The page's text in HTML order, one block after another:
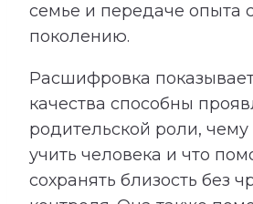
семье и передаче
поколению.
Расшифровка
качества способны
родительской роли, чему
учить человека и что
сохранять близость без